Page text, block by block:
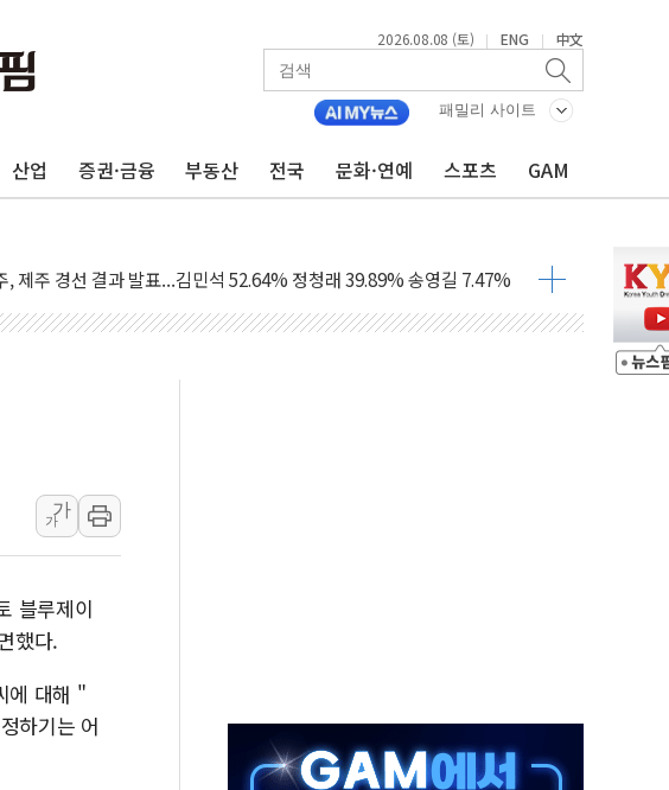
2026.08.08 (토) | ENG | 中文
패밀리 사이트
산업 증권·금융 부동산 전국 문화·연예 스포츠 GAM
설회 나선 송영길·정청래·김민석 당대표 후보
주차 제주·인천 경선서 정청래에 승리...47.75% vs 42.08%
, 제주·인천 경선 결과 발표...김민석 47.75% 정청래 42.08%
, 인천 경선 결과 발표...김민석 45.09% 정청래 43.27% 송영길 11.63%
주요 금융일정(8.10~8.14)
출구전략 만지작…공습 한계·탄약 부족 현실화
하다 참변…60대 환경미화원 수거차에 치여 사망
주택가서 흉기 난동…60대 남성 2명 숨져
도 인근 해상서 모터보트 전복…1명 사망·1명 실종
안부' 피해자 기림의 날 참석..."국제적 시민 연대로 목소리 내야"
갯벌서 해루질 중 실종 60대 나흘만에 숨진 채 발견
툼 중 어머니 흉기 살해 10대 아들 체포
김민석에 '뻔뻔' 받아친 정청래…제주 연설서 신경전 고조
해상 풍랑주의보…10일까지 최대 3.5m 높은 물결
온열질환 사망 23명…정부, 비상대응기구 가동
가
가
블루제이
했다.
에 대해 "
하기는 어